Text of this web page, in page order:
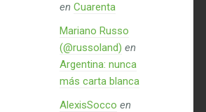
en Cuarenta
Mariano Russo
(@russoland) en
Argentina: nunca
más carta blanca
AlexisSocco en